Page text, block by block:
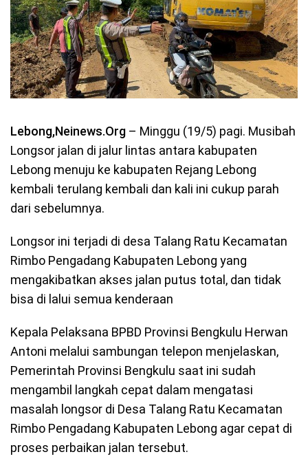
Lebong,Neinews.Org – Minggu (19/5) pagi. Musibah
Longsor jalan di jalur lintas antara kabupaten
Lebong menuju ke kabupaten Rejang Lebong
kembali terulang kembali dan kali ini cukup parah
dari sebelumnya.
Longsor ini terjadi di desa Talang Ratu Kecamatan
Rimbo Pengadang Kabupaten Lebong yang
mengakibatkan akses jalan putus total, dan tidak
bisa di lalui semua kenderaan
Kepala Pelaksana BPBD Provinsi Bengkulu Herwan
Antoni melalui sambungan telepon menjelaskan,
Pemerintah Provinsi Bengkulu saat ini sudah
mengambil langkah cepat dalam mengatasi
masalah longsor di Desa Talang Ratu Kecamatan
Rimbo Pengadang Kabupaten Lebong agar cepat di
proses perbaikan jalan tersebut.